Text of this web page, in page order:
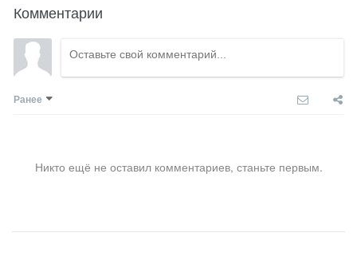
Комментарии
Ранее
Никто ещё не оставил комментариев, станьте первым.